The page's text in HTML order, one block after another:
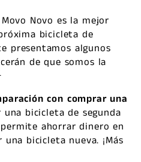
Novo es la mejor
bicicleta de
presentamos algunos
de que somos la
con comprar una
una bicicleta de segunda
ahorrar dinero en
bicicleta nueva. ¡Más